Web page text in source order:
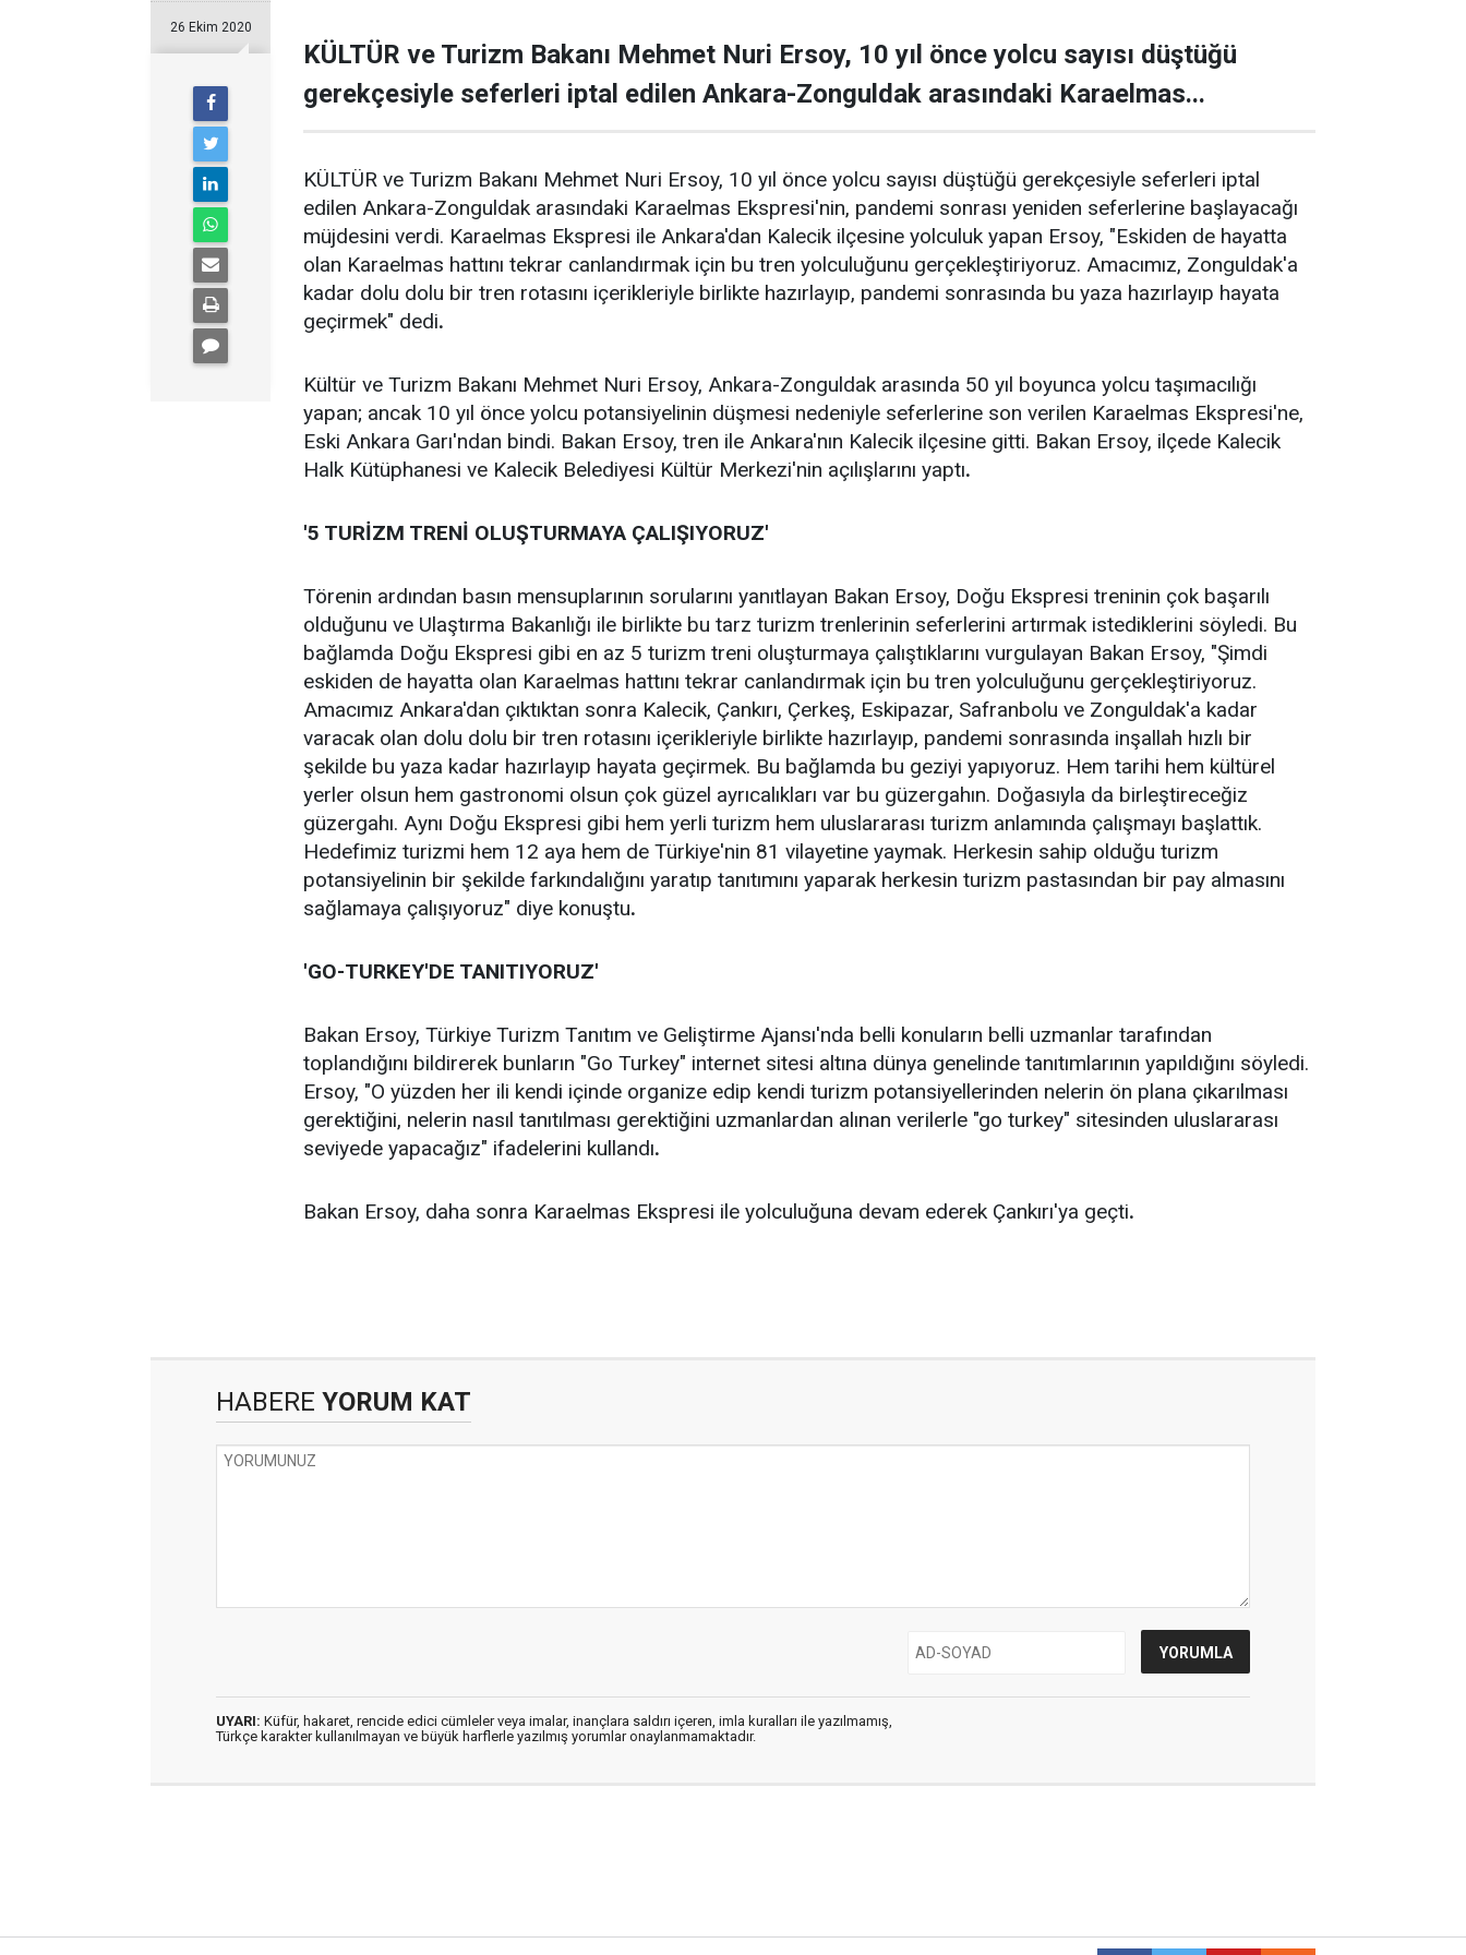
26 Ekim 2020
KÜLTÜR ve Turizm Bakanı Mehmet Nuri Ersoy, 10 yıl önce yolcu sayısı düştüğü
gerekçesiyle seferleri iptal edilen Ankara-Zonguldak arasındaki Karaelmas...
KÜLTÜR ve Turizm Bakanı Mehmet Nuri Ersoy, 10 yıl önce yolcu sayısı düştüğü gerekçesiyle seferleri iptal
edilen Ankara-Zonguldak arasındaki Karaelmas Ekspresi'nin, pandemi sonrası yeniden seferlerine başlayacağı
müjdesini verdi. Karaelmas Ekspresi ile Ankara'dan Kalecik ilçesine yolculuk yapan Ersoy, "Eskiden de hayatta
olan Karaelmas hattını tekrar canlandırmak için bu tren yolculuğunu gerçekleştiriyoruz. Amacımız, Zonguldak'a
kadar dolu dolu bir tren rotasını içerikleriyle birlikte hazırlayıp, pandemi sonrasında bu yaza hazırlayıp hayata
geçirmek" dedi.
Kültür ve Turizm Bakanı Mehmet Nuri Ersoy, Ankara-Zonguldak arasında 50 yıl boyunca yolcu taşımacılığı
yapan; ancak 10 yıl önce yolcu potansiyelinin düşmesi nedeniyle seferlerine son verilen Karaelmas Ekspresi'ne,
Eski Ankara Garı'ndan bindi. Bakan Ersoy, tren ile Ankara'nın Kalecik ilçesine gitti. Bakan Ersoy, ilçede Kalecik
Halk Kütüphanesi ve Kalecik Belediyesi Kültür Merkezi'nin açılışlarını yaptı.
'5 TURİZM TRENİ OLUŞTURMAYA ÇALIŞIYORUZ'
Törenin ardından basın mensuplarının sorularını yanıtlayan Bakan Ersoy, Doğu Ekspresi treninin çok başarılı
olduğunu ve Ulaştırma Bakanlığı ile birlikte bu tarz turizm trenlerinin seferlerini artırmak istediklerini söyledi. Bu
bağlamda Doğu Ekspresi gibi en az 5 turizm treni oluşturmaya çalıştıklarını vurgulayan Bakan Ersoy, "Şimdi
eskiden de hayatta olan Karaelmas hattını tekrar canlandırmak için bu tren yolculuğunu gerçekleştiriyoruz.
Amacımız Ankara'dan çıktıktan sonra Kalecik, Çankırı, Çerkeş, Eskipazar, Safranbolu ve Zonguldak'a kadar
varacak olan dolu dolu bir tren rotasını içerikleriyle birlikte hazırlayıp, pandemi sonrasında inşallah hızlı bir
şekilde bu yaza kadar hazırlayıp hayata geçirmek. Bu bağlamda bu geziyi yapıyoruz. Hem tarihi hem kültürel
yerler olsun hem gastronomi olsun çok güzel ayrıcalıkları var bu güzergahın. Doğasıyla da birleştireceğiz
güzergahı. Aynı Doğu Ekspresi gibi hem yerli turizm hem uluslararası turizm anlamında çalışmayı başlattık.
Hedefimiz turizmi hem 12 aya hem de Türkiye'nin 81 vilayetine yaymak. Herkesin sahip olduğu turizm
potansiyelinin bir şekilde farkındalığını yaratıp tanıtımını yaparak herkesin turizm pastasından bir pay almasını
sağlamaya çalışıyoruz" diye konuştu.
'GO-TURKEY'DE TANITIYORUZ'
Bakan Ersoy, Türkiye Turizm Tanıtım ve Geliştirme Ajansı'nda belli konuların belli uzmanlar tarafından
toplandığını bildirerek bunların "Go Turkey" internet sitesi altına dünya genelinde tanıtımlarının yapıldığını söyledi.
Ersoy, "O yüzden her ili kendi içinde organize edip kendi turizm potansiyellerinden nelerin ön plana çıkarılması
gerektiğini, nelerin nasıl tanıtılması gerektiğini uzmanlardan alınan verilerle "go turkey" sitesinden uluslararası
seviyede yapacağız" ifadelerini kullandı.
Bakan Ersoy, daha sonra Karaelmas Ekspresi ile yolculuğuna devam ederek Çankırı'ya geçti.
HABERE YORUM KAT
UYARI: Küfür, hakaret, rencide edici cümleler veya imalar, inançlara saldırı içeren, imla kuralları ile yazılmamış,
Türkçe karakter kullanılmayan ve büyük harflerle yazılmış yorumlar onaylanmamaktadır.